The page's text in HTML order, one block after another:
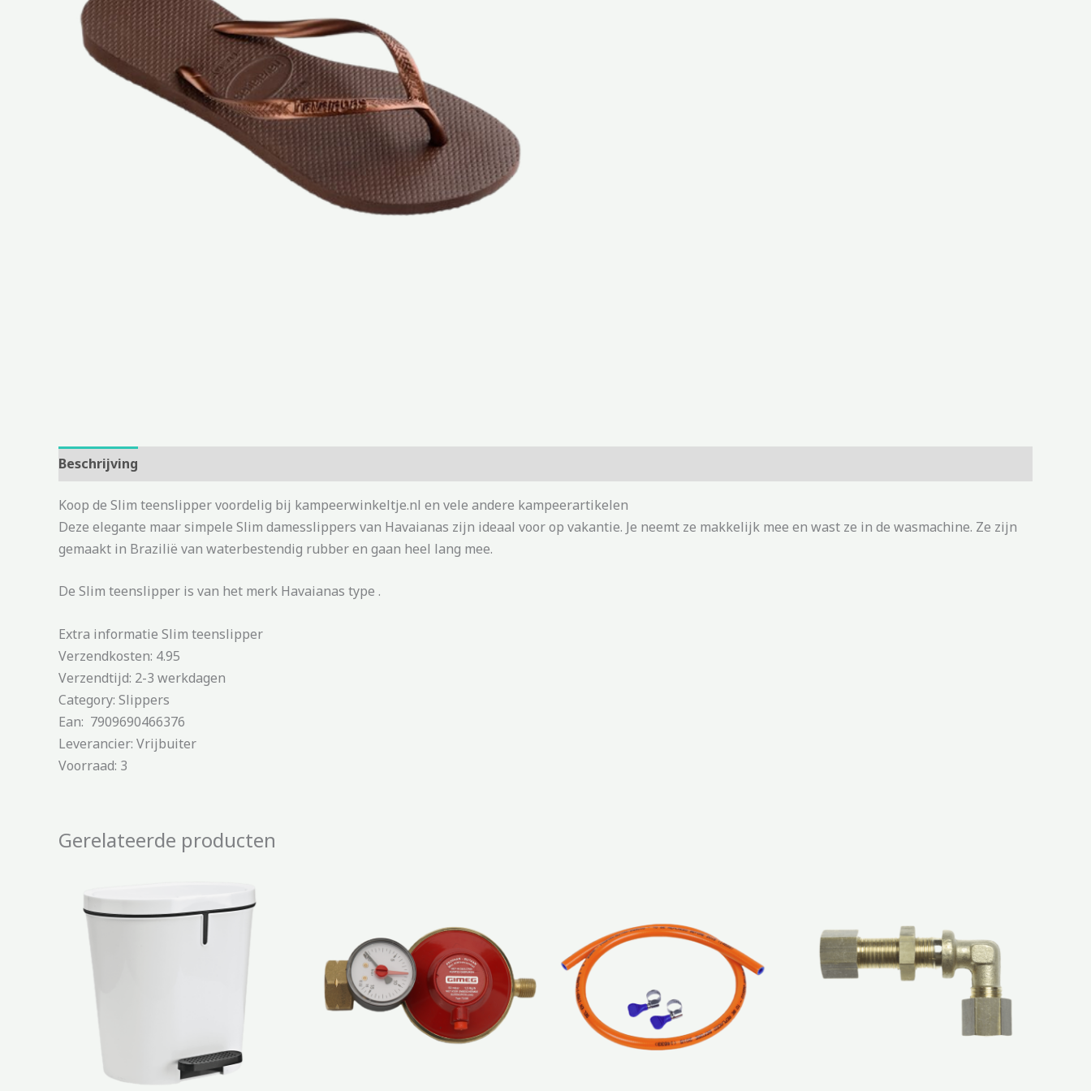
Beschrijving
Koop de Slim teenslipper voordelig bij kampeerwinkeltje.nl en vele andere kampeerartikelen
Deze elegante maar simpele Slim damesslippers van Havaianas zijn ideaal voor op vakantie. Je neemt ze makkelijk mee en wast ze in de wasmachine. Ze zijn
gemaakt in Brazilië van waterbestendig rubber en gaan heel lang mee.
De Slim teenslipper is van het merk Havaianas type .
Extra informatie Slim teenslipper
Verzendkosten: 4.95
Verzendtijd: 2-3 werkdagen
Category: Slippers
Ean: 7909690466376
Leverancier: Vrijbuiter
Voorraad: 3
Gerelateerde producten